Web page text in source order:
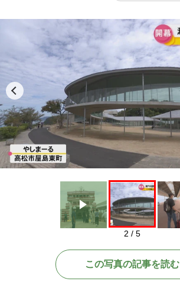
Play
2 / 5
この写真の記事を読む